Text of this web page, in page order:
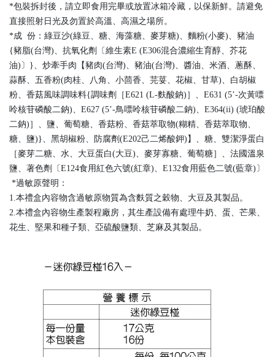
*包裝拆封後，請立即食用完畢或放置冰箱冷藏，以保新鮮。請避免
直接照射日光及勿置於高溫、高濕之場所。
*成 份：綠豆沙(綠豆、糖、海藻糖、麥芽糖)、麵粉(小麥)、豬油
{豬脂(台灣)、抗氧化劑〔維生素E (E306混合濃縮生育醇、芥花
油)〕}、炒牽手肉【豬肉(台灣)、豬油(台灣)、醬油、米酒、蔥酥、
蒜酥、五香粉(肉桂、八角、小茴香、芫荽、花椒、甘草)、白胡椒
粉、香菇風味調味料{調味劑［E621 (L-麩酸鈉)］、E631 (5’-次黃嘌
呤核苷磷酸二鈉)、E627 (5’-鳥嘌呤核苷磷酸二鈉)、E364(ii) (琥珀酸
二鈉)］、鹽、葡萄糖、香菇粉、香菇萃取物(糊精、香菇萃取物、
糖、鹽)}、黑胡椒粉、防腐劑(E202己二烯酸鉀)】、糖、雙潔淨蛋白
［麥芽二糖、水、大豆蛋白(大豆)、麥芽寡糖、葡萄糖］、法國溫泉
鹽、著色劑〔E124食用紅色六號(紅章)、E132食用藍色二號(藍章)〕
*過敏原聲明：
1.本禮盒內容物含過敏原物質為含麩質之穀物、大豆及其製品。
2.本禮盒內容物生產製程廠房，其生產設備有處理牛奶、蛋、芒果、
花生、堅果和種子類、亞硫酸鹽類、芝麻及其製品。